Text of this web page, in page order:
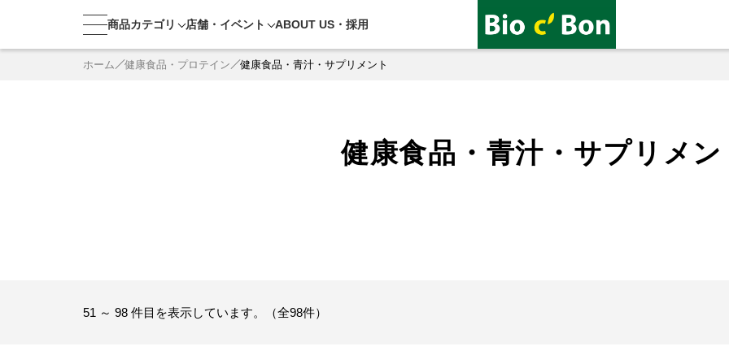
商品カテゴリ 店舗・ イベント ABOUT US・ 採用
ホーム 健康食品・プロテイン 健康食品・青汁・サプリメント
健康食品・青汁・サプリメ
51 ～ 98 件目を表示しています。（全98件）